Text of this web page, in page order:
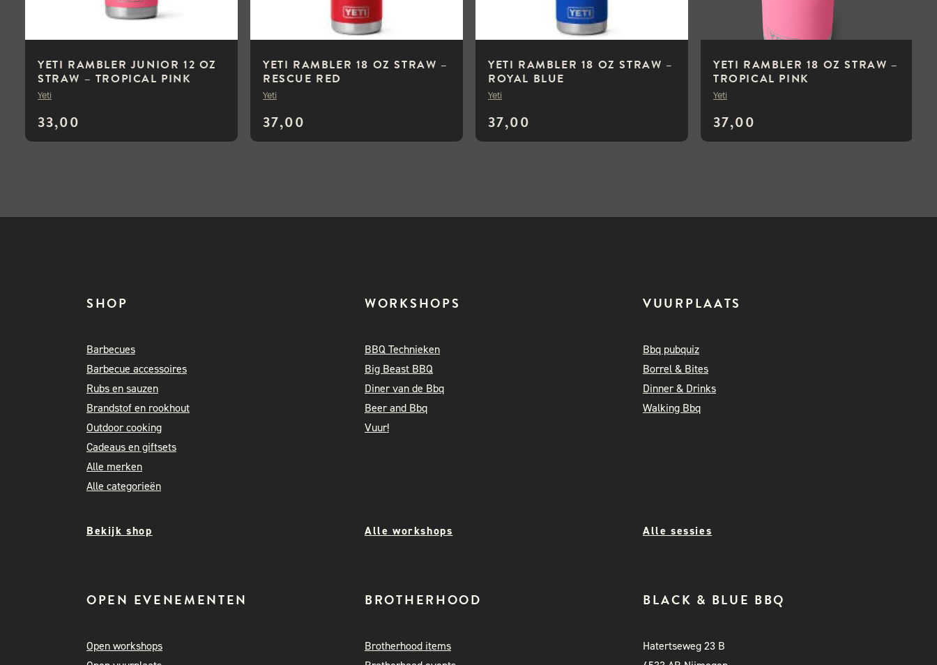
YETI RAMBLER JUNIOR 12 OZ
STRAW – TROPICAL PINK
33,00
Yeti
YETI RAMBLER 18 OZ STRAW –
RESCUE RED
37,00
Yeti
YETI RAMBLER 18 OZ STRAW –
ROYAL BLUE
37,00
Yeti
YETI RAMBLER 18 OZ STRAW –
TROPICAL PINK
37,00
Yeti
SHOP
Barbecues
Barbecue accessoires
Rubs en sauzen
Brandstof en rookhout
Outdoor cooking
Cadeaus en giftsets
Alle merken
Alle categorieën
WORKSHOPS
BBQ Technieken
Big Beast BBQ
Diner van de Bbq
Beer and Bbq
Vuur!
VUURPLAATS
Bbq pubquiz
Borrel & Bites
Dinner & Drinks
Walking Bbq
Bekijk shop Alle workshops Alle sessies
OPEN EVENEMENTEN
Open workshops
BROTHERHOOD
Brotherhood items
BLACK & BLUE BBQ
Hatertseweg 23 B